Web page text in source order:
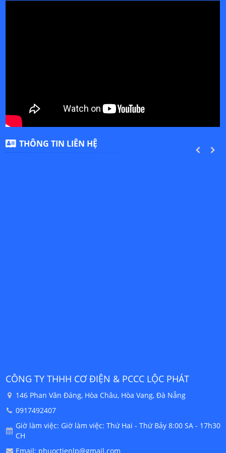
THÔNG TIN LIÊN HỆ
PREVIOUS
CÔNG TY TNHH MTV CƠ ĐIỆN & PCCC LỘC PHÁT
VP.HCM: 38 Thới An 8, P.Thới An, Quận 12, Hồ Chí Minh
+84 904478000
Giờ làm việc: Giờ làm việc: Thứ Hai - Thứ Bảy 8:00 SA - 17h30
CH
Email: phuoctienlp@gmail.com
NEXT